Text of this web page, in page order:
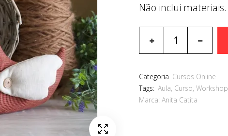
Não inclui materiais.
Categoria Cursos Online
Tags: Aula, Curso,Workshop
Marca:Anita Catita